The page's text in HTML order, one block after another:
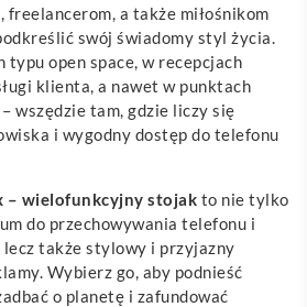
a także miłośnikom
swój świadomy styl życia.
typu open space, w recepcjach
klienta, a nawet w punktach
wszędzie tam, gdzie liczy się
i wygodny dostęp do telefonu
– wielofunkcyjny stojak to nie tylko
do przechowywania telefonu i
także stylowy i przyjazny
Wybierz go, aby podnieść
o planetę i zafundować